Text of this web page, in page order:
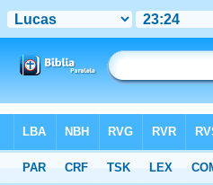
>Lucas > Capítulo 23> Verso 24